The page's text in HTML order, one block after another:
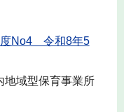
度No4 令和8年5
地域型保育事業所